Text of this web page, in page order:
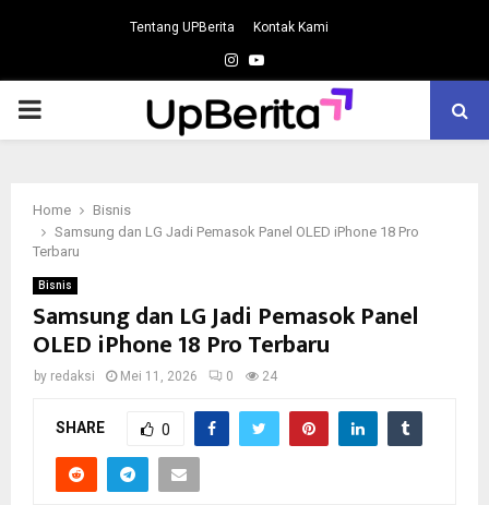
Tentang UPBerita Kontak Kami
Instagram
Youtube
PRIMARY
Home
Bisnis
Samsung dan LG Jadi Pemasok Panel OLED iPhone 18 Pro
Terbaru
Bisnis
Samsung dan LG Jadi Pemasok Panel
OLED iPhone 18 Pro Terbaru
by redaksi Mei 11, 2026 0 24
SHARE 0